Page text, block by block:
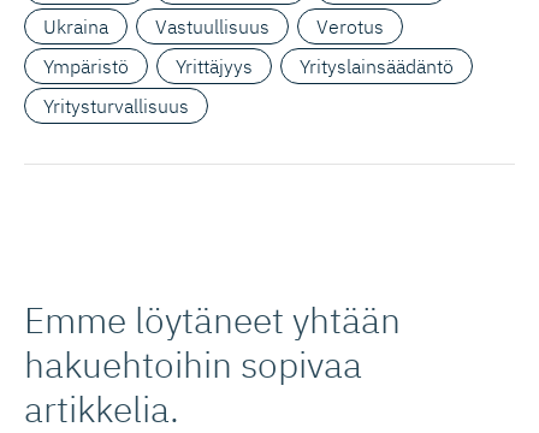
Ukraina
Vastuullisuus
Verotus
Ympäristö
Yrittäjyys
Yrityslainsäädäntö
Yritysturvallisuus
Emme löytäneet yhtään
hakuehtoihin sopivaa
artikkelia.